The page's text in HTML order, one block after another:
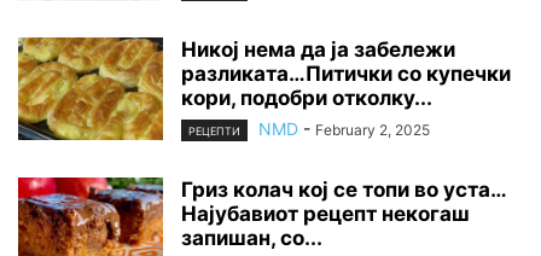
Никој нема да ја забележи
разликата…Питички со купечки
кори, подобри отколку...
РЕЦЕПТИ NMD - February 2, 2025
Гриз колач кој се топи во уста…
Најубавиот рецепт некогаш
запишан, со...